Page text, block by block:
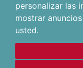
personalizar las
mostrar
usted.